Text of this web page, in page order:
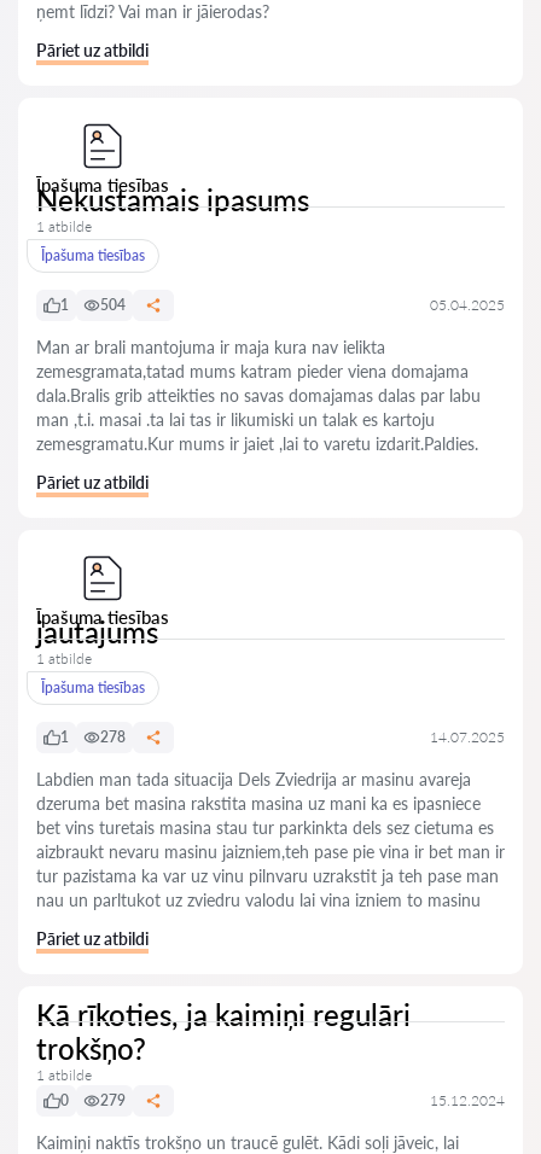
ņemt līdzi? Vai man ir jāierodas?
Pāriet uz atbildi
Īpašuma tiesības
Nekustamais ipasums
1 atbilde
Īpašuma tiesības
1 504 05.04.2025
Man ar brali mantojuma ir maja kura nav ielikta
zemesgramata,tatad mums katram pieder viena domajama
dala.Bralis grib atteikties no savas domajamas dalas par labu
man ,t.i. masai .ta lai tas ir likumiski un talak es kartoju
zemesgramatu.Kur mums ir jaiet ,lai to varetu izdarit.Paldies.
Pāriet uz atbildi
Īpašuma tiesības
jautajums
1 atbilde
Īpašuma tiesības
1 278 14.07.2025
Labdien man tada situacija Dels Zviedrija ar masinu avareja
dzeruma bet masina rakstita masina uz mani ka es ipasniece
bet vins turetais masina stau tur parkinkta dels sez cietuma es
aizbraukt nevaru masinu jaizniem,teh pase pie vina ir bet man ir
tur pazistama ka var uz vinu pilnvaru uzrakstit ja teh pase man
nau un parltukot uz zviedru valodu lai vina izniem to masinu
Pāriet uz atbildi
Kā rīkoties, ja kaimiņi regulāri
trokšņo?
1 atbilde
0
279 15.12.2024
Kaimiņi naktīs trokšņo un traucē gulēt. Kādi soļi jāveic, lai